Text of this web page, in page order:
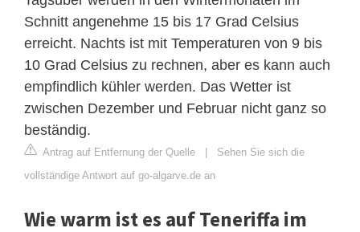
Schnitt angenehme 15 bis 17 Grad Celsius
erreicht. Nachts ist mit Temperaturen von 9 bis
10 Grad Celsius zu rechnen, aber es kann auch
empfindlich kühler werden. Das Wetter ist
zwischen Dezember und Februar nicht ganz so
beständig.
Antrag auf Entfernung der Quelle | Sehen Sie sich die
vollständige Antwort auf go-algarve.de an
Wie warm ist es auf Teneriffa im